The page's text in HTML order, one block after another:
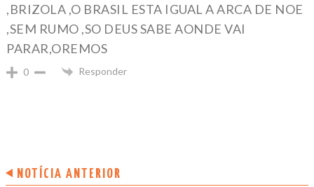
,BRIZOLA ,O BRASIL ESTA IGUAL A ARCA DE NOE
,SEM RUMO ,SO DEUS SABE AONDE VAI
PARAR,OREMOS
0 Responder
NOTÍCIA ANTERIOR